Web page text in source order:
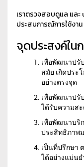
เราตรวจสอบดูแล แล
ประสบการณ์การใช้งา
จุดประสงค์ใน
เพื่อพัฒนาปรั
สมัย เกิดปร
อย่างตรงจุด
เพื่อพัฒนาปรั
ได้รับความส
เพื่อพัฒนาบริ
ประสิทธิภาพ
เป็นที่ปรึกษา
ได้อย่างแม่น